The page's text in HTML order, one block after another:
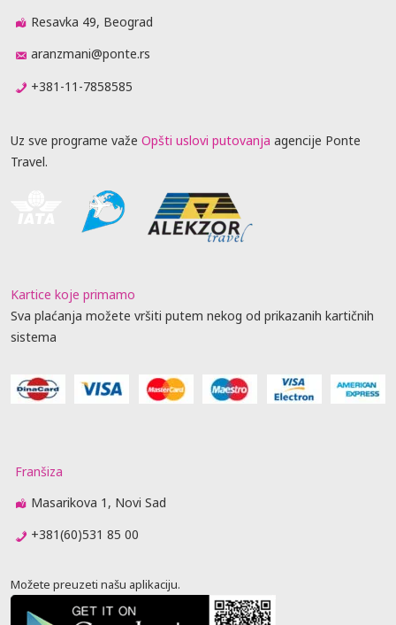
Resavka 49, Beograd
aranzmani@ponte.rs
+381-11-7858585
Uz sve programe važe Opšti uslovi putovanja agencije Ponte
Travel.
Kartice koje primamo
Sva plaćanja možete vršiti putem nekog od prikazanih kartičnih
sistema
Franšiza
Masarikova 1, Novi Sad
+381(60)531 85 00
Možete preuzeti našu aplikaciju.